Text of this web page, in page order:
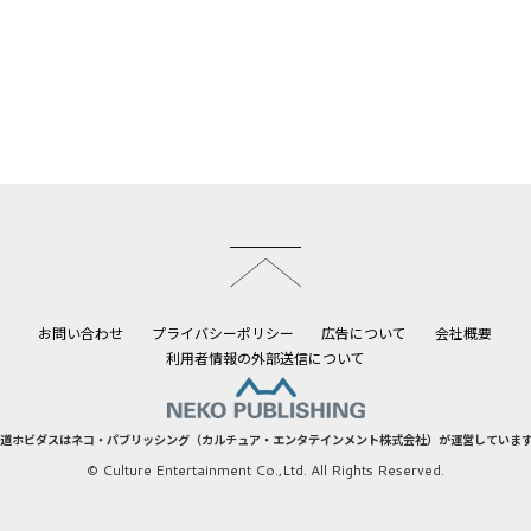
お問い合わせ プライバシーポリシー 広告について
会社概要
利用者情報の外部送信について
ホビダスはネコ・パブリッシング（カルチュア・エンタテインメント株式会社）が運営していま
© Culture Entertainment Co.,Ltd. All Rights Reserved.